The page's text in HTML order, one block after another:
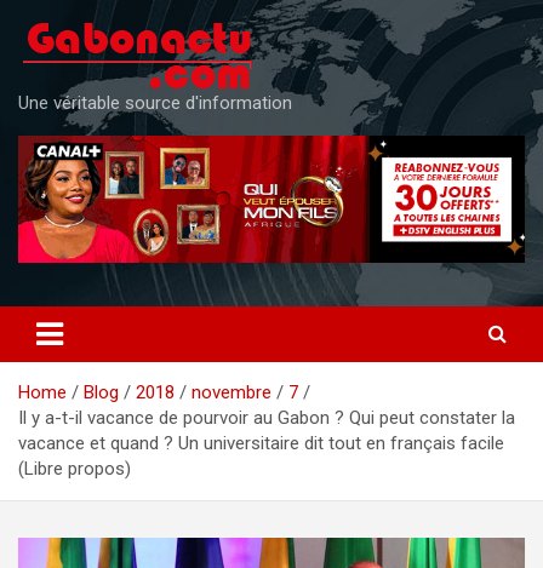
content
Une véritable source d'information
Home Blog 2018 novembre
7
Il y a-t-il vacance de pourvoir au Gabon ? Qui peut constater la
vacance et quand ? Un universitaire dit tout en français facile
(Libre propos)